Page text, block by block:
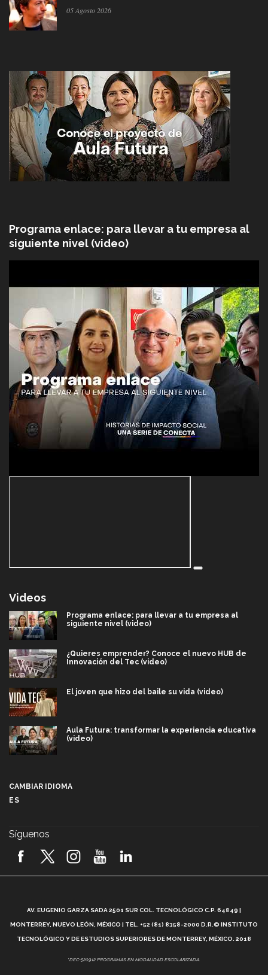
05 Agosto 2026
Programa enlace: para llevar a tu empresa al
siguiente nivel (video)
Videos
Programa enlace: para llevar a tu empresa al
siguiente nivel (video)
¿Quieres emprender? Conoce el nuevo HUB de
Innovación del Tec (video)
El joven que hizo del baile su vida (video)
Aula Futura: transformar la experiencia educativa
(video)
2026! (video)
¿Cómo es el Modelo Educativo Tec? (video)
Vida Tec: Feminismo e Inteligencia Artificial, Paola
CAMBIAR IDIOMA
ES
Síguenos
AV. EUGENIO GARZA SADA 2501 SUR COL. TECNOLÓGICO C.P. 64849 |
MONTERREY, NUEVO LEÓN, MÉXICO | TEL. +52 (81) 8358-2000 D.R.© INSTITUTO
TECNOLÓGICO Y DE ESTUDIOS SUPERIORES DE MONTERREY, MÉXICO. 2018
*DEC-520912 PROGRAMAS EN MODALIDAD ESCOLARIZADA.